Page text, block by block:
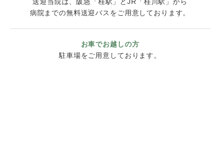
病院までの無料送迎バスをご用意しております。
お車でお越しの方
駐車場をご用意しております。